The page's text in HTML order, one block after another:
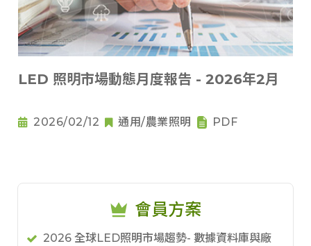
LED 照明市場動態月度報告 - 2026年2月
2026/02/12 通用/農業照明 PDF
會員方案
2026 全球LED照明市場趨勢- 數據資料庫與廠